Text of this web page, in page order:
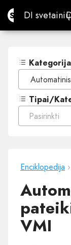
Site.pro
DI
DI
Kategorija
Tipai/
Pasirinkti
Enciklopedija ›
VMI